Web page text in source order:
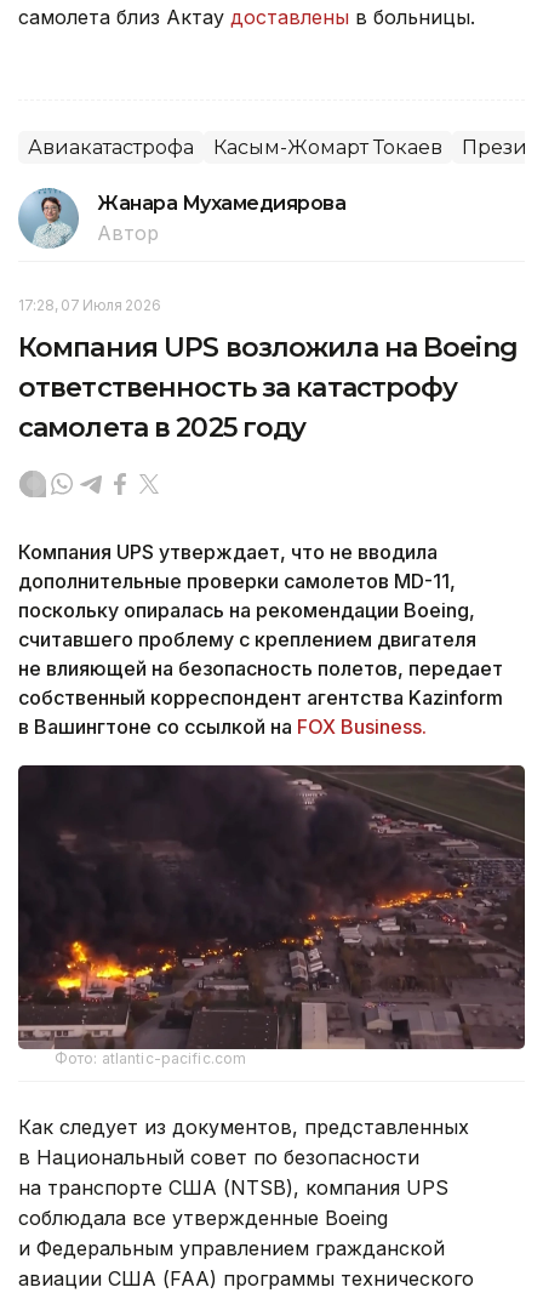
самолета близ Актау доставлены в больницы.
Авиакатастрофа Касым-Жомарт Токаев
Жанара Мухамедиярова
Автор
17:28, 07 Июля 2026
Компания UPS возложила на Boeing
ответственность за катастрофу
самолета в 2025 году
Компания UPS утверждает, что не вводила
дополнительные проверки самолетов MD-11,
поскольку опиралась на рекомендации Boeing,
считавшего проблему с креплением двигателя
не влияющей на безопасность полетов, передает
собственный корреспондент агентства Kazinform
в Вашингтоне со ссылкой на FOX Business.
Фото: atlantic-pacific.com
Как следует из документов, представленных
в Национальный совет по безопасности
на транспорте США (NTSB), компания UPS
соблюдала все утвержденные Boeing
и Федеральным управлением гражданской
авиации США (FAA) программы технического